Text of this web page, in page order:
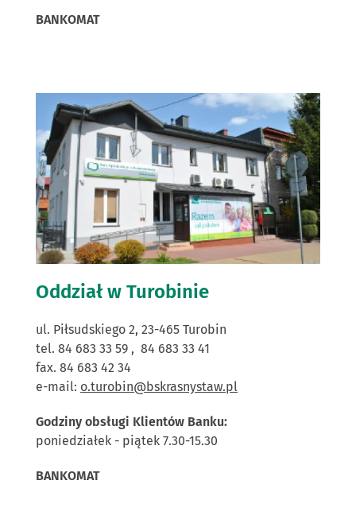
BANKOMAT
Oddział w Turobinie
ul. Piłsudskiego 2, 23-465 Turobin
tel. 84 683 33 59 , 84 683 33 41
fax. 84 683 42 34
e-mail: o.turobin@bskrasnystaw.pl
Godziny obsługi Klientów Banku:
poniedziałek - piątek 7.30-15.30
BANKOMAT